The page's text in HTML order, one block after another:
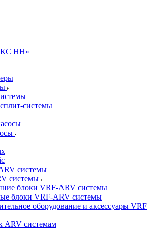
системы
системы
блоки VRF-ARV системы
блоки VRF-ARV системы
оборудование и аксессуары VRF
ARV системам